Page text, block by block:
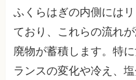
ふくらはぎの内側には
ており、これらの流れ
廃物が蓄積します。特
ランスの変化や冷え、